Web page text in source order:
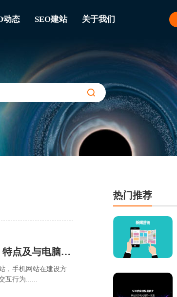
动态 SEO建站 关于我们
手机网站是什么意思？详解手机网站的优势、特点及与电脑网站的区别
，手机网站在建设方
互行为......
热门推荐